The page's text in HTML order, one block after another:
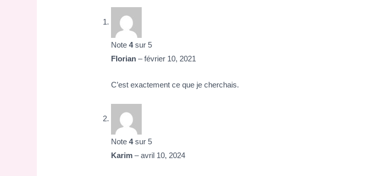
Note4sur 5
Florian– février 10, 2021
C’est exactement ce que je cherchais.
Note4sur 5
Karim– avril 10, 2024